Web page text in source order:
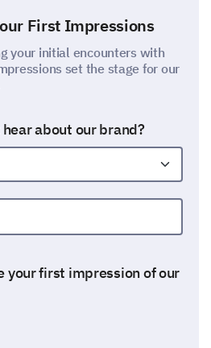
First Impressions
your initial encounters with
set the stage for our
about our brand?
your first impression of our